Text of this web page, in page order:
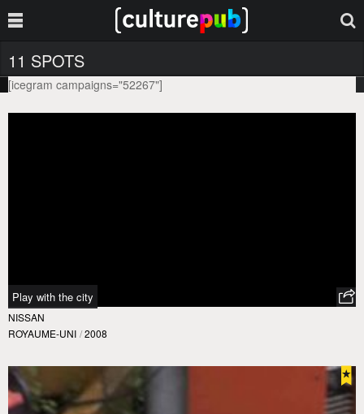
11 SPOTS
[icegram campaigns="52267"]
Play with the city
NISSAN
ROYAUME-UNI / 2008